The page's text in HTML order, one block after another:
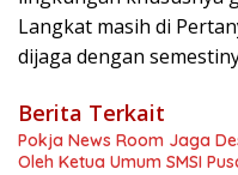
Langkat masih di
dijaga dengan
Berita Terkait
Pokja News Room Jaga
Oleh Ketua Umum SMSI